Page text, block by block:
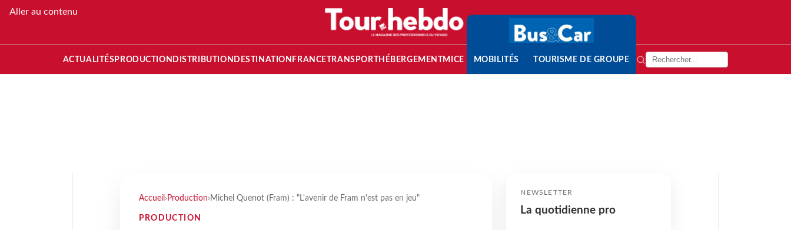
Aller au contenu
ACTUALITÉS PRODUCTION DISTRIBUTION DESTINATION FRANCETRANSPORT HÉBERGEMENTMICE MOBILITÉS TOURISME DE GROUPE
Accueil › Production› Michel Quenot (Fram) : "L'avenir de Fram n'est pas en jeu"
PRODUCTION
NEWSLETTER
La quotidienne pro